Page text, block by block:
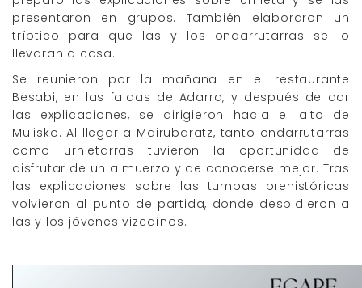
presentaron en grupos. También elaboraron un
tríptico para que las y los ondarrutarras se lo
llevaran a casa.
Se reunieron por la mañana en el restaurante
Besabi, en las faldas de Adarra, y después de dar
las explicaciones, se dirigieron hacia el alto de
Mulisko. Al llegar a Mairubaratz, tanto ondarrutarras
como urnietarras tuvieron la oportunidad de
disfrutar de un almuerzo y de conocerse mejor. Tras
las explicaciones sobre las tumbas prehistóricas
volvieron al punto de partida, donde despidieron a
las y los jóvenes vizcaínos.